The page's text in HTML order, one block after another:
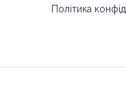
Політика